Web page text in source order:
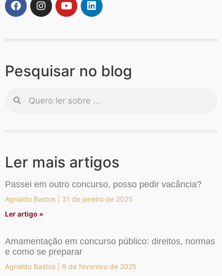
Pesquisar no blog
Ler mais artigos
Passei em outro concurso, posso pedir vacância?
Agnaldo Bastos
31 de janeiro de 2025
Ler artigo »
Amamentação em concurso público: direitos, normas
e como se preparar
Agnaldo Bastos
6 de fevereiro de 2025